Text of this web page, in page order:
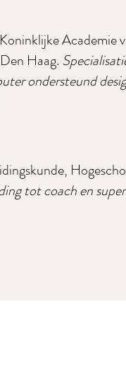
Academie
Haag.
ondersteund
tot coach en